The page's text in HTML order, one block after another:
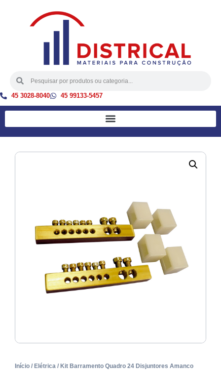
45 3028-8040 45 99133-5457
Início / Elétrica / Kit Barramento Quadro 24 Disjuntores Amanco